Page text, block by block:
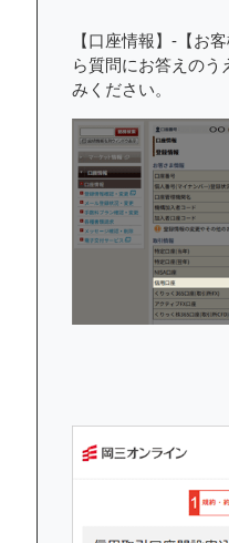
【口座情報】-【お
ら質問にお答えのう
みください。